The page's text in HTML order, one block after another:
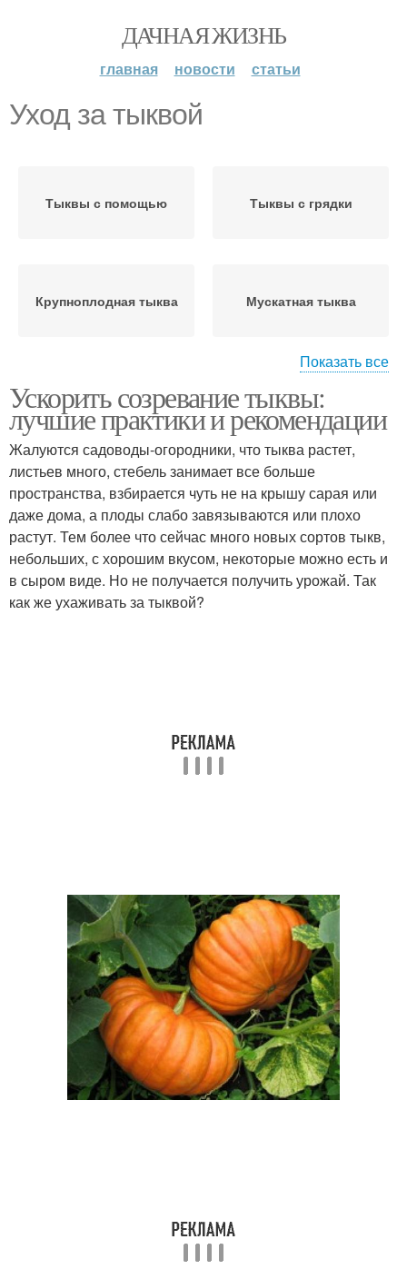
ДАЧНАЯ ЖИЗНЬ
главная новости статьи
Уход за тыквой
Тыквы с помощью Тыквы с грядки
Крупноплодная тыква Мускатная тыква
Тыквы в бочке Тыквы в бочках
Тыквы в грунт Тыквы от а
Тыквы в мешках
Тыквы в открытом
Показать все
Ускорить созревание тыквы:
лучшие практики и рекомендации
Жалуются садоводы-огородники, что тыква растет,
листьев много, стебель занимает все больше
пространства, взбирается чуть не на крышу сарая или
даже дома, а плоды слабо завязываются или плохо
растут. Тем более что сейчас много новых сортов тыкв,
небольших, с хорошим вкусом, некоторые можно есть и
в сыром виде. Но не получается получить урожай. Так
как же ухаживать за тыквой?